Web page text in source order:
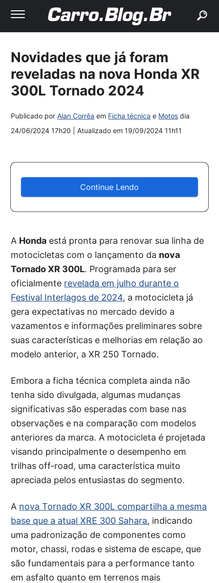
Novidades que já foram
reveladas na nova Honda XR
300L Tornado 2024
Publicado porAlan Corrêa em Ficha técnica e Motos dia
24/06/2024 17h20
| Atualizado em19/09/2024 11h11
Continue Lendo
A Honda está pronta para renovar sua linha de
motocicletas com o lançamento da nova
Tornado XR 300L. Programada para ser
oficialmente revelada em julho durante o
Festival Interlagos de 2024, a motocicleta já
gera expectativas no mercado devido a
vazamentos e informações preliminares sobre
suas características e melhorias em relação ao
modelo anterior, a XR 250 Tornado.
Embora a ficha técnica completa ainda não
tenha sido divulgada, algumas mudanças
significativas são esperadas com base nas
observações e na comparação com modelos
anteriores da marca. A motocicleta é projetada
visando principalmente o desempenho em
trilhas off-road, uma característica muito
apreciada pelos entusiastas do segmento.
A nova Tornado XR 300L compartilha a mesma
base que a atual XRE 300 Sahara, indicando
uma padronização de componentes como
motor, chassi, rodas e sistema de escape, que
são fundamentais para a performance tanto
em asfalto quanto em terrenos mais